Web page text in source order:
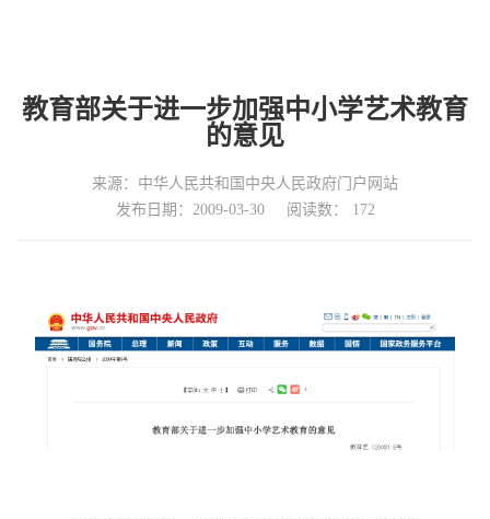
教育部关于进一步加强中小学艺术教育
的意见
来源：中华人民共和国中央人民政府门户网站
发布日期：2009-03-30
阅读数： 172